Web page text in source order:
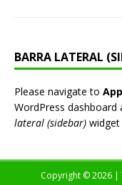
BARRA LATERAL
Please navigate to
WordPress
lateral (sidebar) widget
Copyright © 2026 |